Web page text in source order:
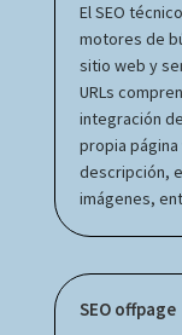
El SEO
motores de
sitio web y
URLs
integración
propia
descripción,
imágenes,
SEO offpage